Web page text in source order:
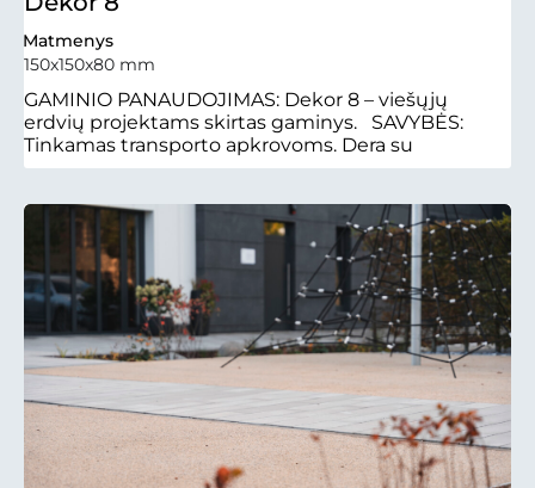
Matmenys
150x150x80 mm
GAMINIO PANAUDOJIMAS: Dekor 8 – viešųjų
erdvių projektams skirtas gaminys. SAVYBĖS:
Tinkamas transporto apkrovoms. Dera su